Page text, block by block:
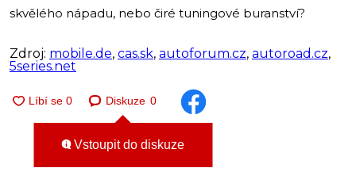
skvělého nápadu, nebo čiré tuningové buranství?
Zdroj: mobile.de, cas.sk, autoforum.cz, autoroad.cz,
5series.net
Diskuze 0
Vstoupit do diskuze